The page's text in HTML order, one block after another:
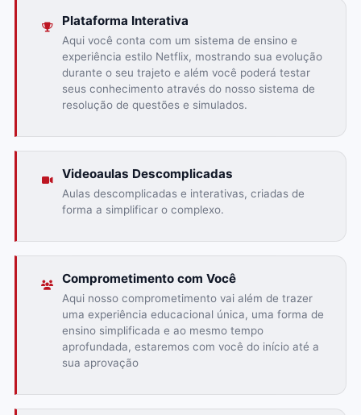
Plataforma Interativa
Aqui você conta com um sistema de ensino e
experiência estilo Netflix, mostrando sua evolução
durante o seu trajeto e além você poderá testar
seus conhecimento através do nosso sistema de
resolução de questões e simulados.
Videoaulas Descomplicadas
Aulas descomplicadas e interativas, criadas de
forma a simplificar o complexo.
Comprometimento com Você
Aqui nosso comprometimento vai além de trazer
uma experiência educacional única, uma forma de
ensino simplificada e ao mesmo tempo
aprofundada, estaremos com você do início até a
sua aprovação